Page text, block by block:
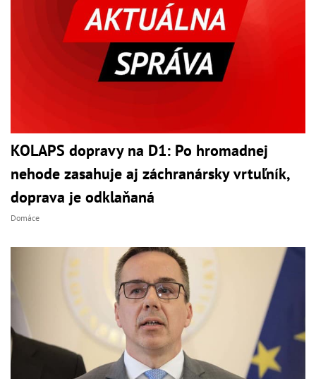
KOLAPS dopravy na D1: Po hromadnej
nehode zasahuje aj záchranársky vrtuľník,
doprava je odklaňaná
Domáce